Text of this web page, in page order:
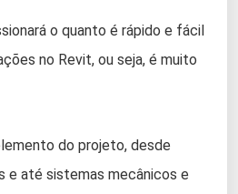
o quanto é rápido e fácil
no Revit, ou seja, é muito
do projeto, desde
e até sistemas mecânicos e